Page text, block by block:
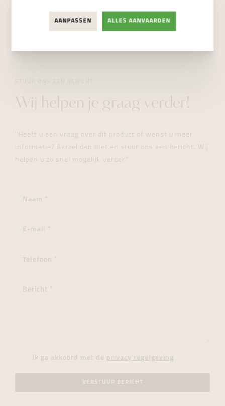
NIET BESCHIKBAAR
Wij helpen je graag verder!
"Heeft u een vraag over dit product of wenst u meer
informatie? Aarzel dan niet en stuur ons een bericht. Wij
helpen u zo snel mogelijk verder."
Ik ga akkoord met de privacy regelgeving
VERSTUUR BERICHT
AANPASSEN ALLES AANVAARDEN